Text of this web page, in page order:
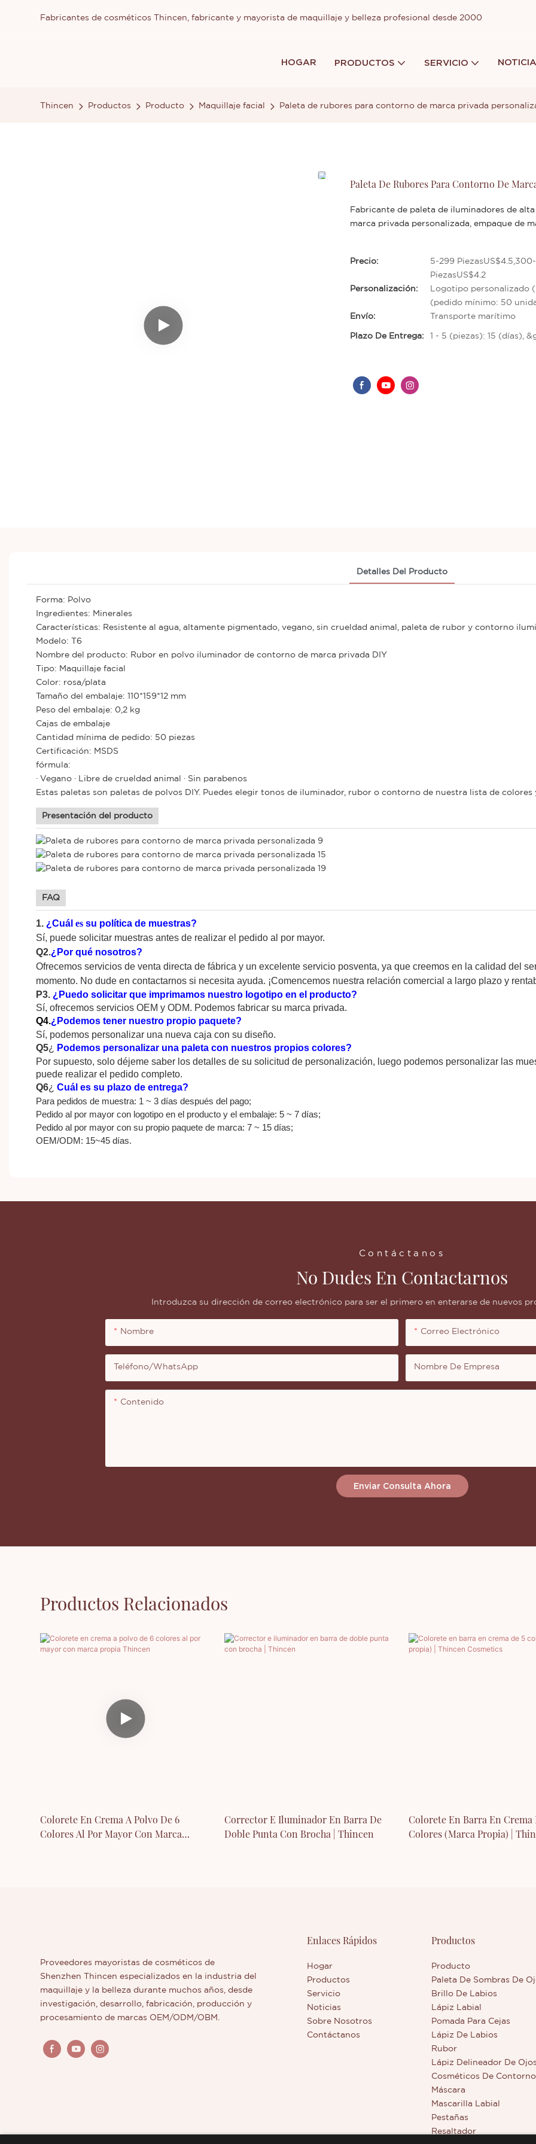
Fabricantes de cosméticos Thincen, fabricante y mayorista de maquillaje y belleza profesional desde 2000
HOGAR PRODUCTOS SERVICIO
Thincen Productos Producto Maquillaje facial Paleta de rubores para contorno de marca privada
Paleta De Rubores Para Contorno De
Fabricante de paleta de iluminadores de
marca privada personalizada, empaque de
Precio:
5-299
PiezasUS$4.2
Personalización:
Logotipo personalizado
(pedido mínimo: 50
Envío:
Transporte marítimo
Plazo De Entrega: 1 - 5 (piezas): 15 (días),
Detalles Del Producto
Forma: Polvo
Ingredientes: Minerales
Características: Resistente al agua, altamente pigmentado, vegano, sin crueldad animal, paleta de rubor y contorno
Modelo: T6
Nombre del producto: Rubor en polvo iluminador de contorno de marca privada DIY
Tipo: Maquillaje facial
Color: rosa/plata
Tamaño del embalaje: 110*159*12 mm
Peso del embalaje: 0,2 kg
Cajas de embalaje
Cantidad mínima de pedido: 50 piezas
Certificación: MSDS
fórmula:
· Vegano · Libre de crueldad animal · Sin parabenos
Estas paletas son paletas de polvos DIY. Puedes elegir tonos de iluminador, rubor o contorno de nuestra lista de colores
Presentación del producto
FAQ
1. ¿Cuál es su política de muestras?
Sí, puede solicitar muestras antes de realizar el pedido al por mayor.
Q2.¿Por qué nosotros?
Ofrecemos servicios de venta directa de fábrica y un excelente servicio posventa, ya que creemos en la calidad del
momento. No dude en contactarnos si necesita ayuda. ¡Comencemos nuestra relación comercial a largo plazo y
P3. ¿Puedo solicitar que imprimamos nuestro logotipo en el producto?
Sí, ofrecemos servicios OEM y ODM. Podemos fabricar su marca privada.
Q4.¿Podemos tener nuestro propio paquete?
Sí, podemos personalizar una nueva caja con su diseño.
Q5¿
Podemos personalizar una paleta con nuestros propios colores?
Por supuesto, solo déjeme saber los detalles de su solicitud de personalización, luego podemos personalizar las
puede realizar el pedido completo.
Q6¿ Cuál es su plazo de entrega?
Para pedidos de muestra: 1 ~ 3 días después del pago;
Pedido al por mayor con logotipo en el producto y el embalaje: 5 ~ 7 días;
Pedido al por mayor con su propio paquete de marca: 7 ~ 15 días;
OEM/ODM: 15~45 días.
Contáctanos
No Dudes En Contactarnos
Introduzca su dirección de correo electrónico para ser el primero en enterarse de nuevos
Nombre Correo Electrónico
Teléfono/WhatsApp Nombre De Empresa
Contenido
Enviar Consulta Ahora
Productos Relacionados
Colorete En Crema A Polvo De 6
Colores Al Por Mayor Con Marca
Corrector E Iluminador En Barra De
Doble Punta Con Brocha | Thincen
Colorete En Barra En Crema
Colores (marca Propia) |
Proveedores mayoristas de cosméticos de
Shenzhen Thincen especializados en la industria del
maquillaje y la belleza durante muchos años, desde
investigación, desarrollo, fabricación, producción y
procesamiento de marcas OEM/ODM/OBM.
Enlaces Rápidos
Hogar
Productos
Servicio
Noticias
Sobre Nosotros
Contáctanos
Productos
Producto
Paleta De Sombras De
Brillo De Labios
Lápiz Labial
Pomada Para Cejas
Lápiz De Labios
Rubor
Lápiz Delineador De Ojos
Cosméticos De Contorno
Máscara
Mascarilla Labial
Pestañas
Resaltador